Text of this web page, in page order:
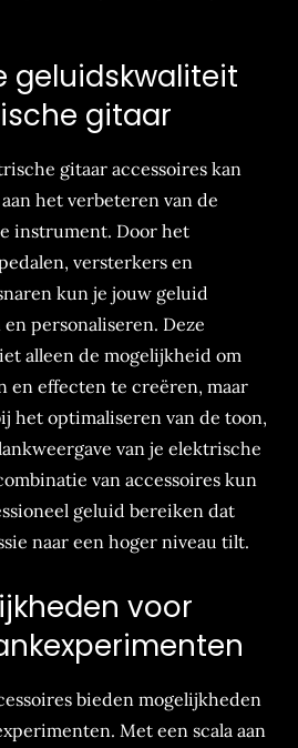
geluidskwaliteit
gitaar
gitaar accessoires kan
het verbeteren van de
instrument. Door het
versterkers en
kun je jouw geluid
personaliseren. Deze
alleen de mogelijkheid om
en effecten te creëren, maar
het optimaliseren van de toon,
van je elektrische
van accessoires kun
geluid bereiken dat
naar een hoger niveau tilt.
voor
bieden mogelijkheden
Met een scala aan